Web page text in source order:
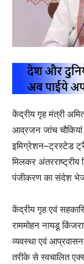
केंद्रीय गृह मंत्री
आव्रजन जांच
इमिग्रेशन–ट्रस्टेड
मिलकर अंतरराष्ट्रीय
पंजीकरण का संदेश
केंद्रीय गृह एवं
राममोहन नायडू
व्यवस्था एवं आप्रवासन
तरीके से स्वचालित